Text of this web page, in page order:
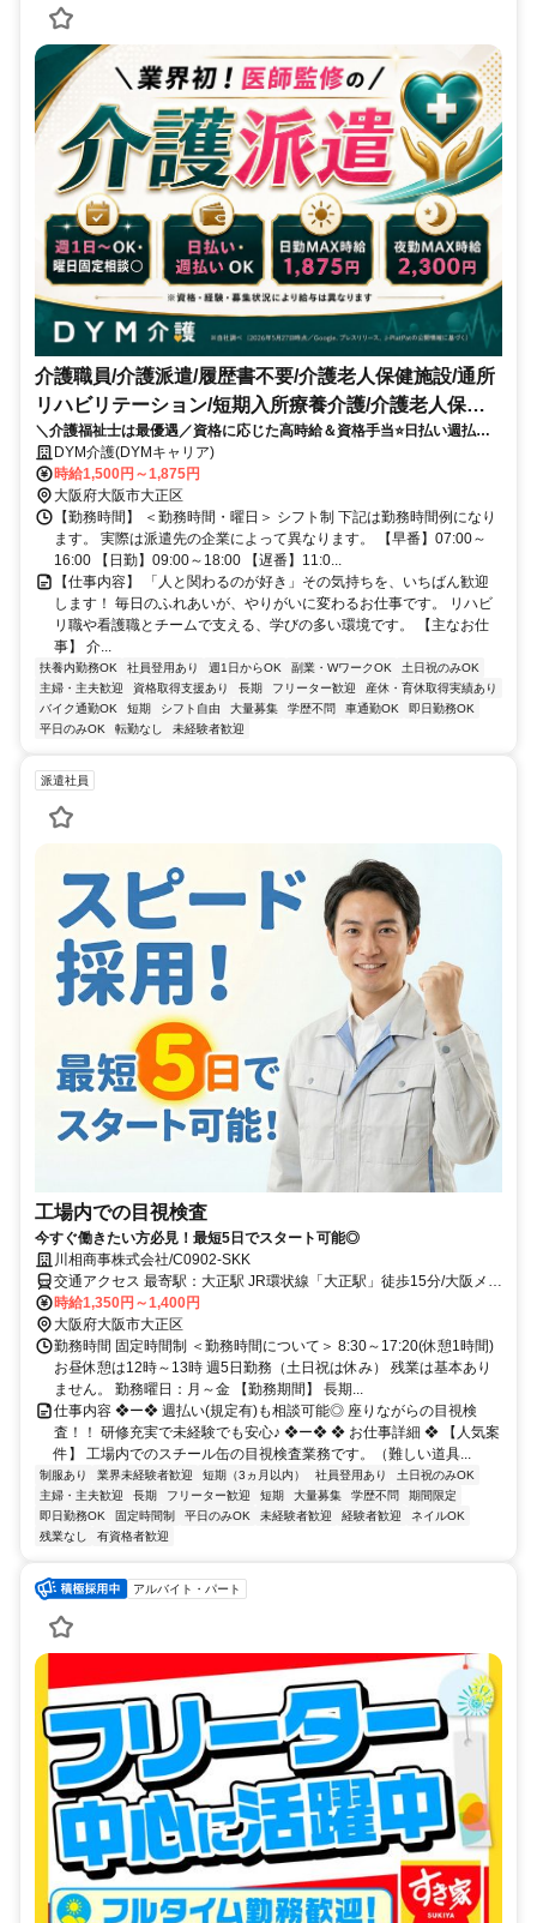
介護職員/介護派遣/履歴書不要/介護老人保健施設/通所
リハビリテーション/短期入所療養介護/介護老人保健
施設
＼介護福祉士は最優遇／資格に応じた高時給＆資格手当⭐️日払い週払い
OK⭐️マイカー通勤可✨
DYM介護(DYMキャリア)
時給1,500円～1,875円
大阪府大阪市大正区
【勤務時間】 ＜勤務時間・曜日＞ シフト制 下記は勤務時間例になり
ます。 実際は派遣先の企業によって異なります。 【早番】07:00～
16:00 【日勤】09:00～18:00 【遅番】11:0...
【仕事内容】 「人と関わるのが好き」その気持ちを、いちばん歓迎
します！ 毎日のふれあいが、やりがいに変わるお仕事です。 リハビ
リ職や看護職とチームで支える、学びの多い環境です。 【主なお仕
事】 介...
扶養内勤務OK 社員登用あり 週1日からOK 副業・WワークOK
土日祝のみOK
主婦・主夫歓迎
資格取得支援あり 長期 フリーター歓迎
産休・育休取得実績あり
バイク通勤OK
短期 シフト自由 大量募集 学歴不問 車通勤OK
即日勤務OK
平日のみOK
転勤なし 未経験者歓迎
派遣社員
工場内での目視検査
今すぐ働きたい方必見！最短5日でスタート可能◎
川相商事株式会社/C0902-SKK
交通アクセス 最寄駅：大正駅 JR環状線「大正駅」徒歩15分/大阪メト
ロ長堀鶴見緑地線「大正駅」徒歩15分 ☆バイク通勤OK ☆ご希望に応
じて、ご自宅または勤務地付近での出張面接も可能です
時給1,350円～1,400円
大阪府大阪市大正区
勤務時間 固定時間制 ＜勤務時間について＞ 8:30～17:20(休憩1時間)
お昼休憩は12時～13時 週5日勤務（土日祝は休み） 残業は基本あり
ません。 勤務曜日：月～金 【勤務期間】 長期...
仕事内容 ❖ー❖ 週払い(規定有)も相談可能◎ 座りながらの目視検
査！！ 研修充実で未経験でも安心♪ ❖ー❖ ❖ お仕事詳細 ❖ 【人気案
件】 工場内でのスチール缶の目視検査業務です。（難しい道具...
制服あり 業界未経験者歓迎 短期（3ヵ月以内） 社員登用あり
土日祝のみOK
主婦・主夫歓迎
長期 フリーター歓迎 短期 大量募集 学歴不問
期間限定
即日勤務OK
固定時間制 平日のみOK 未経験者歓迎 経験者歓迎
ネイルOK
残業なし
有資格者歓迎
アルバイト・パート